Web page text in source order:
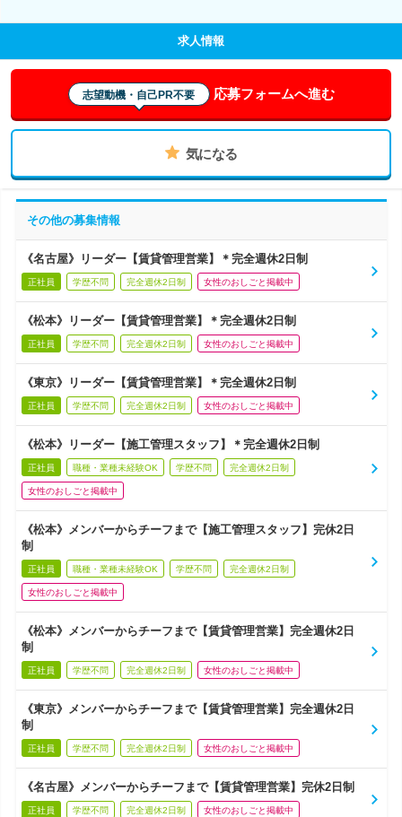
求人情報
志望動機・自己PR不要 応募フォームへ進む
気になる
その他の募集情報
《名古屋》リーダー【賃貸管理営業】＊完全週休2日制
正社員 学歴不問 完全週休2日制 女性のおしごと掲載中
《松本》リーダー【賃貸管理営業】＊完全週休2日制
正社員 学歴不問 完全週休2日制 女性のおしごと掲載中
《東京》リーダー【賃貸管理営業】＊完全週休2日制
正社員 学歴不問 完全週休2日制 女性のおしごと掲載中
《松本》リーダー【施工管理スタッフ】＊完全週休2日制
正社員 職種・業種未経験OK 学歴不問 完全週休2日制
女性のおしごと掲載中
《松本》メンバーからチーフまで【施工管理スタッフ】完休2日
制
正社員 職種・業種未経験OK 学歴不問 完全週休2日制
女性のおしごと掲載中
《松本》メンバーからチーフまで【賃貸管理営業】完全週休2日
制
正社員 学歴不問 完全週休2日制 女性のおしごと掲載中
《東京》メンバーからチーフまで【賃貸管理営業】完全週休2日
制
正社員 学歴不問 完全週休2日制 女性のおしごと掲載中
《名古屋》メンバーからチーフまで【賃貸管理営業】完休2日制
正社員 学歴不問 完全週休2日制 女性のおしごと掲載中